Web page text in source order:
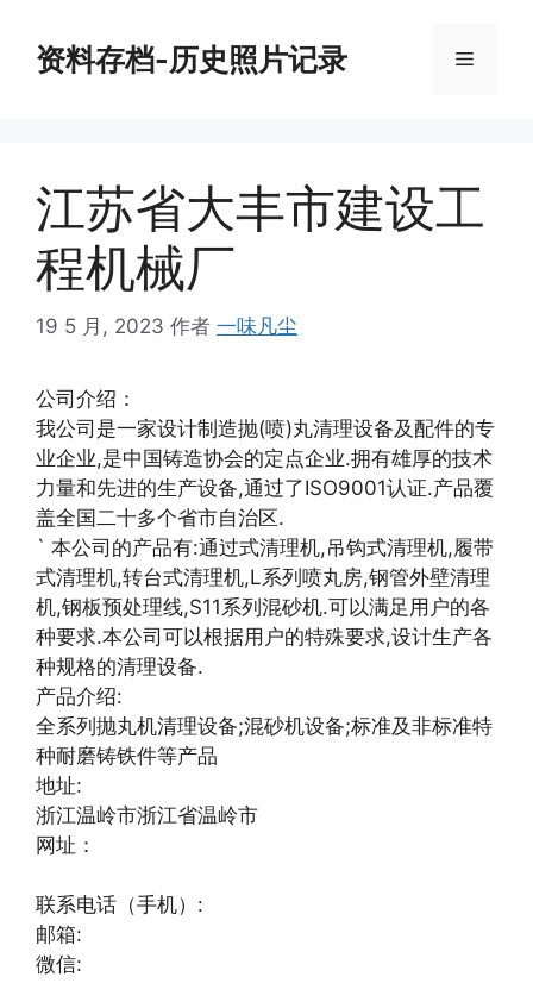
资料存档-历史照片记录 菜
江苏省大丰市建设工
程机械厂
19 5 月, 2023 作者 一味凡尘
公司介绍：
我公司是一家设计制造抛(喷)丸清理设备及配件的专
业企业,是中国铸造协会的定点企业.拥有雄厚的技术
力量和先进的生产设备,通过了ISO9001认证.产品覆
盖全国二十多个省市自治区.
` 本公司的产品有:通过式清理机,吊钩式清理机,履带
式清理机,转台式清理机,L系列喷丸房,钢管外壁清理
机,钢板预处理线,S11系列混砂机.可以满足用户的各
种要求.本公司可以根据用户的特殊要求,设计生产各
种规格的清理设备.
产品介绍:
全系列抛丸机清理设备;混砂机设备;标准及非标准特
种耐磨铸铁件等产品
地址:
浙江温岭市浙江省温岭市
网址：
联系电话（手机）:
邮箱:
微信: